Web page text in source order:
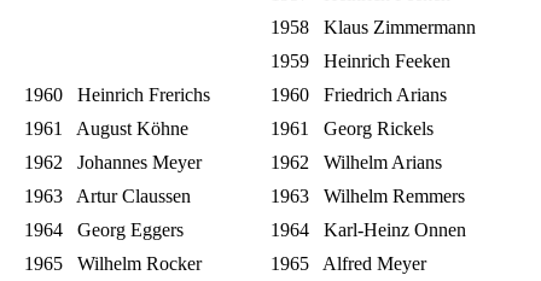
1958 Klaus Zimmermann
1959 Heinrich Feeken
1960 Heinrich Frerichs
1960 Friedrich Arians
1961 August Köhne
1961 Georg Rickels
1962 Johannes Meyer
1962 Wilhelm Arians
1963 Artur Claussen
1963 Wilhelm Remmers
1964 Georg Eggers
1964 Karl-Heinz Onnen
1965 Wilhelm Rocker
1965 Alfred Meyer